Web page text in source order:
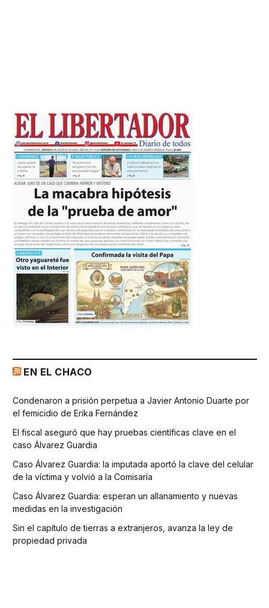
EN EL CHACO
Condenaron a prisión perpetua a Javier Antonio Duarte por
el femicidio de Erika Fernández
El fiscal aseguró que hay pruebas científicas clave en el
caso Álvarez Guardia
Caso Álvarez Guardia: la imputada aportó la clave del celular
de la víctima y volvió a la Comisaría
Caso Álvarez Guardia: esperan un allanamiento y nuevas
medidas en la investigación
Sin el capítulo de tierras a extranjeros, avanza la ley de
propiedad privada